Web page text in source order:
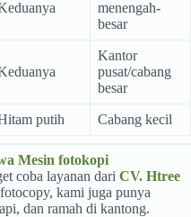
menengah-
besar
Kantor
pusat/cabang
besar
putih Cabang kecil
Mesin fotokopi
coba layanan dari CV. Htree
kami juga punya
dan ramah di kantong.